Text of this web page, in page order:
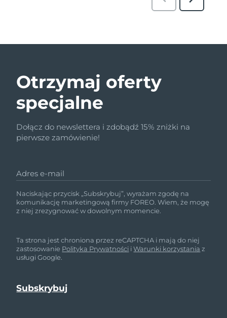
Otrzymaj oferty
specjalne
Dołącz do newslettera i zdobądź 15% zniżki na
pierwsze zamówienie!
Adres e-mail
Naciskając przycisk „Subskrybuj”, wyrażam zgodę na
komunikację marketingową firmy FOREO. Wiem, że mogę
z niej zrezygnować w dowolnym momencie.
Ta strona jest chroniona przez reCAPTCHA i mają do niej
zastosowanie Polityka Prywatności iWarunki korzystania z
usługi Google.